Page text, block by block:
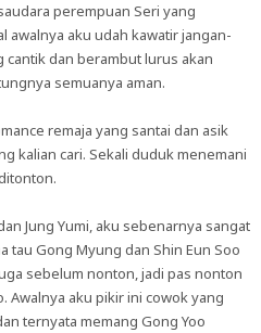
perempuan Seri yang
awalnya aku udah kawatir jangan-
dan berambut lurus akan
semuanya aman.
remaja yang santai dan asik
kalian cari. Sekali duduk menemani
Jung Yumi, aku sebenarnya sangat
tau Gong Myung dan Shin Eun Soo
sebelum nonton, jadi pas nonton
Awalnya aku pikir ini cowok yang
ternyata memang Gong Yoo